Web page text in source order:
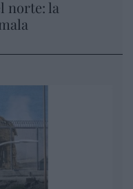
norte: la